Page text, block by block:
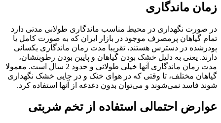
زمان ماندگاری
در صورت نگهداری در محیط مناسب ماندگاری طولانی مدتی دارد
تمام گیاهان پرمصرف موجود در بازار ایران که به صورت کامل یا
پودرشده در دسترس هستند، تقریبا مدت زمان ماندگاری یکسانی
دارند. یعنی به دلیل خشک بودن گیاهان و پایین بودن رطوبتشان،
مدت زمان ماندگاری‌ آنها خیلی طولانی و حدود 2 سال است. معمولا
گیاهان مختلف، تا وقتی كه در هوای خنک و در جایی خشک نگهداری
شوند فاسد نمی‌شوند و می‌توان بدون دغدغه از آنها استفاده کرد.
عوارض احتمالی استفاده از تخم شربتی